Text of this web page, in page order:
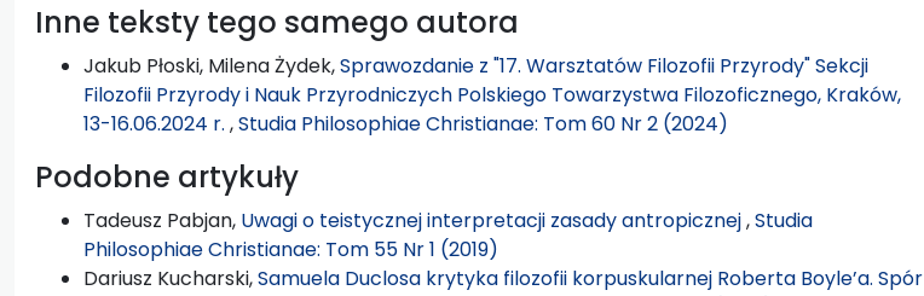
Inne teksty tego samego autora
Jakub Płoski, Milena Żydek,Sprawozdanie z "17. Warsztatów Filozofii Przyrody" Sekcji
Filozofii Przyrody i Nauk Przyrodniczych Polskiego Towarzystwa Filozoficznego, Kraków,
13-16.06.2024 r. ,Studia Philosophiae Christianae: Tom 60 Nr 2 (2024)
Podobne artykuły
Tadeusz Pabjan, Uwagi o teistycznej interpretacji zasady antropicznej,Studia
Philosophiae Christianae: Tom 55 Nr 1 (2019)
Dariusz Kucharski,Samuela Duclosa krytyka filozofii korpuskularnej Roberta Boyle’a. Spór